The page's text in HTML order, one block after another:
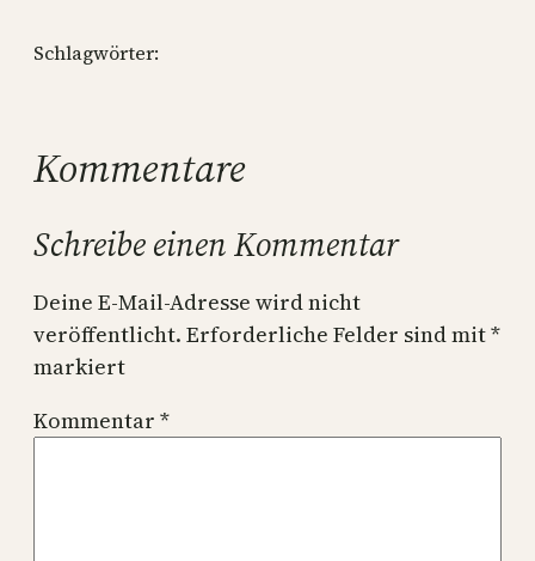
Schlagwörter:
Kommentare
Schreibe einen Kommentar
Deine E-Mail-Adresse wird nicht
veröffentlicht. Erforderliche Felder sind mit*
markiert
Kommentar *